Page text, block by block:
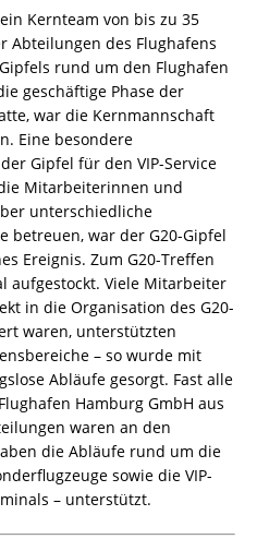
Kernteam von bis zu 35
des Flughafens
rund um den Flughafen
geschäftige Phase der
war die Kernmannschaft
Eine besondere
Gipfel für den VIP-Service
Mitarbeiterinnen und
unterschiedliche
betreuen, war der G20-Gipfel
Ereignis. Zum G20-Treffen
aufgestockt. Viele Mitarbeiter
in die Organisation des G20-
waren, unterstützten
– so wurde mit
Abläufe gesorgt. Fast alle
Hamburg GmbH aus
waren an den
die Abläufe rund um die
sowie die VIP-
– unterstützt.